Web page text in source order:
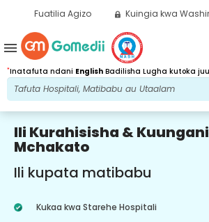
Fuatilia Agizo Kuingia kwa
*Inatafuta ndani English Badilisha Lugha kutoka
menu
Ili Kurahisisha &
Mchakato
Ili kupata matibabu
Kukaa kwa Starehe Hospitali